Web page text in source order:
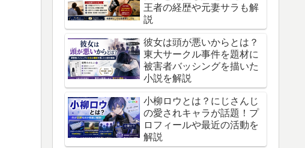
王者の経歴や元妻サラも解
説
彼女は頭が悪いからとは？
東大サークル事件を題材に
被害者バッシングを描いた
小説を解説
小柳ロウとは？にじさんじ
の愛されキャラが話題！プ
ロフィールや最近の活動を
解説